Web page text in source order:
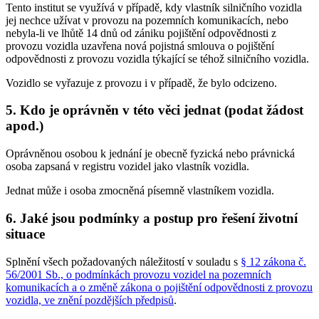
Tento institut se využívá v případě, kdy vlastník silničního vozidla
jej nechce užívat v provozu na pozemních komunikacích, nebo
nebyla-li ve lhůtě 14 dnů od zániku pojištění odpovědnosti z
provozu vozidla uzavřena nová pojistná smlouva o pojištění
odpovědnosti z provozu vozidla týkající se téhož silničního vozidla.
Vozidlo se vyřazuje z provozu i v případě, že bylo odcizeno.
5. Kdo je oprávněn v této věci jednat (podat žádost
apod.)
Oprávněnou osobou k jednání je obecně fyzická nebo právnická
osoba zapsaná v registru vozidel jako vlastník vozidla.
Jednat může i osoba zmocněná písemně vlastníkem vozidla.
6. Jaké jsou podmínky a postup pro řešení životní
situace
Splnění všech požadovaných náležitostí v souladu s § 12 zákona č.
56/2001 Sb., o podmínkách provozu vozidel na pozemních
komunikacích a o změně zákona o pojištění odpovědnosti z provozu
vozidla, ve znění pozdějších předpisů.